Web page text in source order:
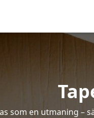
som en utmaning